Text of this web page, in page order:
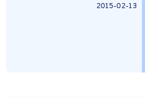
2015-02-13